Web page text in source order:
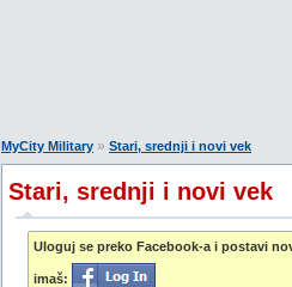
MyCity Military » Stari, srednji i novi vek
Stari, srednji i novi vek
Uloguj se preko Facebook-a i postavi
imaš: